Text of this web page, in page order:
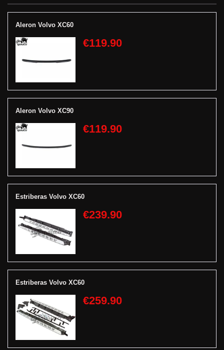
Aleron Volvo XC60
€119.90
Aleron Volvo XC90
€119.90
Estriberas Volvo XC60
€239.90
Estriberas Volvo XC60
€259.90